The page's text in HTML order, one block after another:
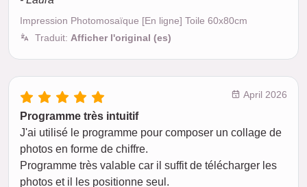
Impression Photomosaïque [En ligne] Toile 60x80cm
Traduit: Afficher l'original (es)
April 2026
Programme très intuitif
J'ai utilisé le programme pour composer un collage de
photos en forme de chiffre.
Programme très valable car il suffit de télécharger les
photos et il les positionne seul.